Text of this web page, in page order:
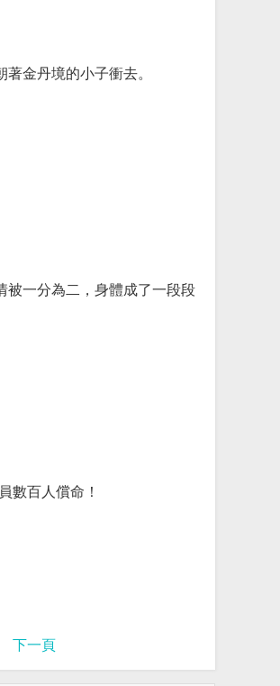
金丹境的小子衝去。
被一分為二，身體成了一段段
數百人償命！
下一頁